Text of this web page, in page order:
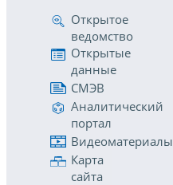
Открытое
ведомство
Открытые
данные
СМЭВ
Аналитический
портал
Видеоматериалы
Карта
сайта